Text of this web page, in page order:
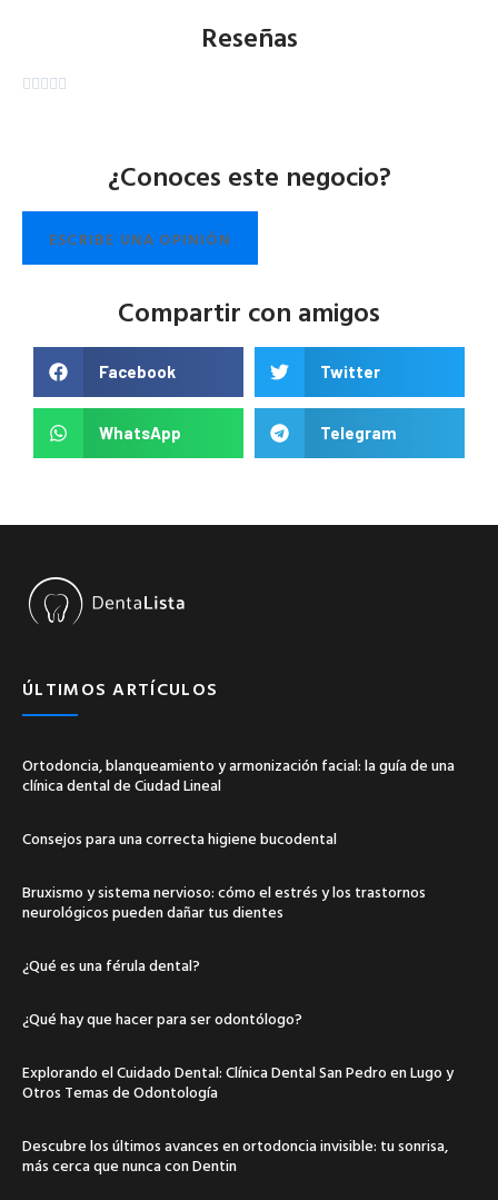
Reseñas

¿Conoces este negocio?
ESCRIBE UNA OPINIÓN
Compartir con amigos
Facebook Twitter
WhatsApp Telegram
ÚLTIMOS ARTÍCULOS
Ortodoncia, blanqueamiento y armonización facial: la guía de una
clínica dental de Ciudad Lineal
Consejos para una correcta higiene bucodental
Bruxismo y sistema nervioso: cómo el estrés y los trastornos
neurológicos pueden dañar tus dientes
¿Qué es una férula dental?
¿Qué hay que hacer para ser odontólogo?
Explorando el Cuidado Dental: Clínica Dental San Pedro en Lugo y
Otros Temas de Odontología
Descubre los últimos avances en ortodoncia invisible: tu sonrisa,
más cerca que nunca con Dentin